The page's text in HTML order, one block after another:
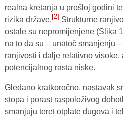
realna kretanja u prošloj godini
rizika države. [2] Strukturne
ostale su nepromijenjene (Slika
na to da su – unatoč smanjenju
ranjivosti i dalje relativno visoke,
potencijalnog rasta niske.
Gledano kratkoročno, nastavak
stopa i porast raspoloživog
smanjuju teret otplate dugova i